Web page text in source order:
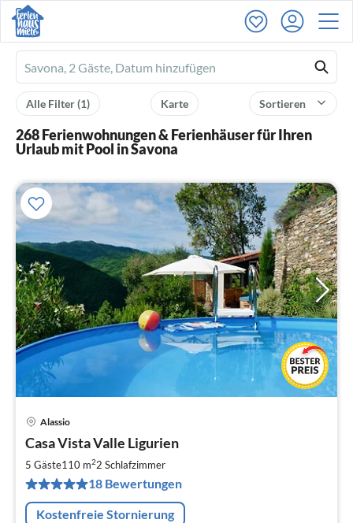
Ferienhausmiete
logo
Sortieren
Karte
Alle Filter(1)
268 Ferienwohnungen & Ferienhäuser für Ihren
Urlaub mit Pool in Savona
Alassio
Casa Vista Valle Ligurien
5 Gäste110 m22 Schlafzimmer
18 Bewertungen
Kostenfreie Stornierung